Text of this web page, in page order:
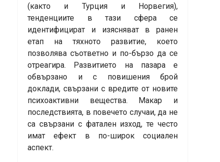
(както и Турция и Норвегия),
тенденциите в тази сфера се
идентифицират и изясняват в ранен
етап на тяхното развитие, което
позволява съответно и по-бързо да се
отреагира. Развитието на пазара е
обвързано и с повишения брой
доклади, свързани с вредите от новите
психоактивни вещества. Макар и
последствията, в повечето случаи, да не
са свързани с фатален изход, те често
имат ефект в по-широк социален
аспект.